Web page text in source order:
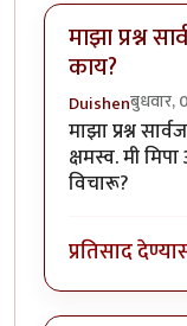
माझा प्रश्न
काय?
Duishenबुधवार,
माझा प्रश्न
क्षमस्व. मी
विचारू?
प्रतिसाद